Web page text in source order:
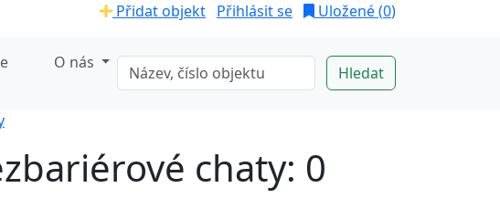
Přidat objekt Přihlásit se Uložené (0)
O nás
chaty: 0